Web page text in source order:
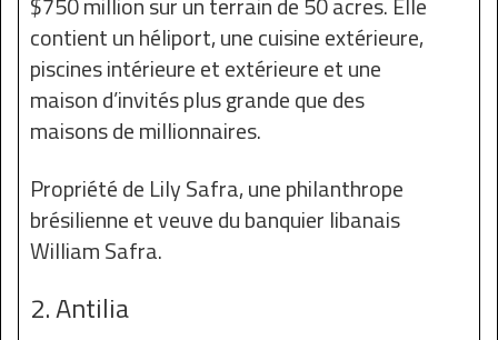
contient un héliport, une cuisine extérieure,
piscines intérieure et extérieure et une
maison d’invités plus grande que des
maisons de millionnaires.
Propriété de Lily Safra, une philanthrope
brésilienne et veuve du banquier libanais
William Safra.
2. Antilia